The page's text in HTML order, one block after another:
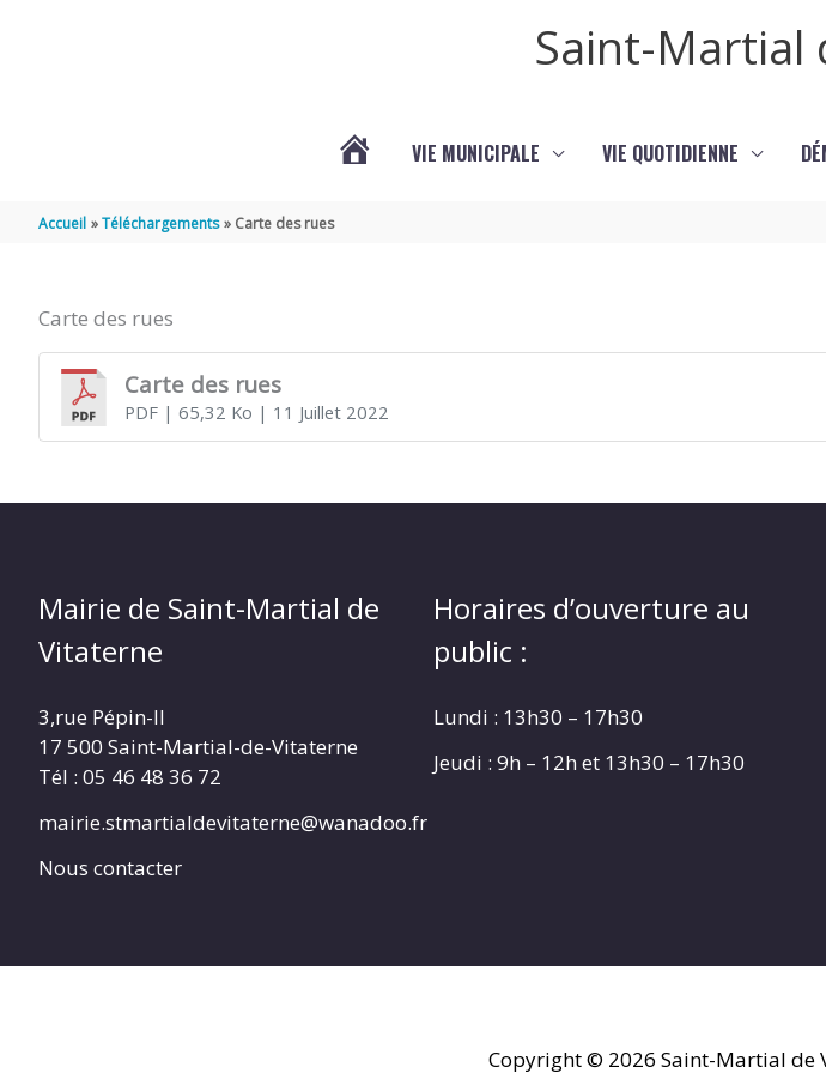
Saint-Martial
VIE MUNICIPALE VIE QUOTIDIENNE
Accueil Téléchargements Carte des rues
Carte des rues
Carte des rues
PDF| 65,32 Ko | 11 Juillet 2022
Mairie de Saint-Martial de
Vitaterne
3,rue Pépin-II
17 500 Saint-Martial-de-Vitaterne
Tél : 05 46 48 36 72
mairie.stmartialdevitaterne@wanadoo.fr
Nous contacter
Horaires d’ouverture au
public :
Lundi : 13h30 – 17h30
Jeudi : 9h – 12h et 13h30 – 17h30
Copyright © 2026 Saint-Martial de